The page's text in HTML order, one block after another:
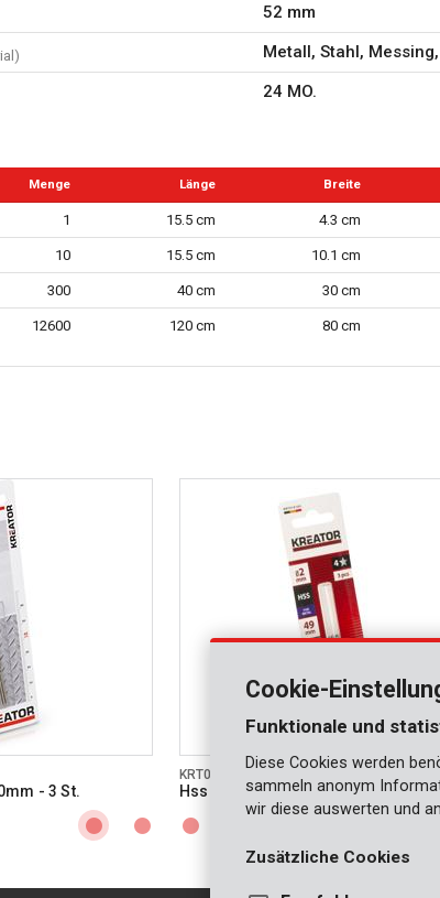
52 mm
Metall, Stahl,
24 MO.
Menge Länge Breite
1 15.5 cm 4.3 cm
10 15.5 cm 10.1 cm
300 40 cm 30 cm
12600 120 cm 80 cm
- 3 St.
KRT010103
Hss bohrer Ø 2x49mm - 3 St.
Cookie-
Funktionale und
Diese Cookies werden
sammeln anonym
wir diese auswerten und
Zusätzliche Cookies